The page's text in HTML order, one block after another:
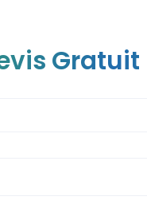
Gratuit